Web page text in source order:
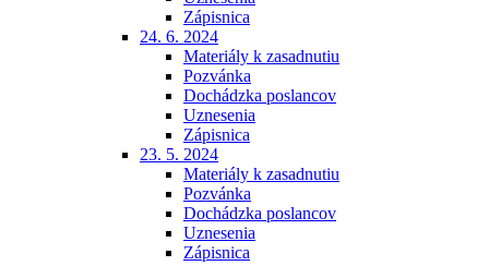
Zápisnica
24. 6. 2024
Materiály k zasadnutiu
Pozvánka
Dochádzka poslancov
Uznesenia
Zápisnica
23. 5. 2024
Materiály k zasadnutiu
Pozvánka
Dochádzka poslancov
Uznesenia
Zápisnica